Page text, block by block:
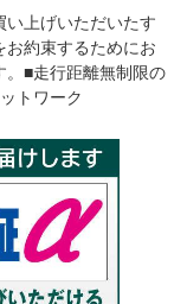
い上げいただいたす
約束するためにお
。■走行距離無制限の
トワーク